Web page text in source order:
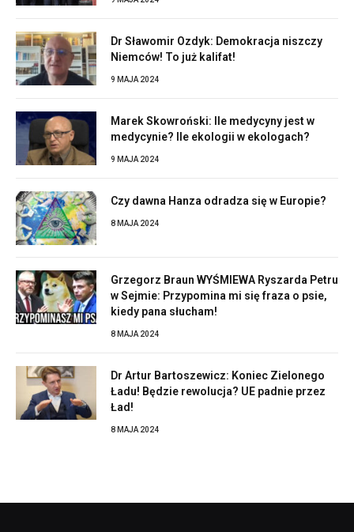
Dr Sławomir Ozdyk: Demokracja niszczy
Niemców! To już kalifat!
9 MAJA 2024
Marek Skowroński: Ile medycyny jest w
medycynie? Ile ekologii w ekologach?
9 MAJA 2024
Czy dawna Hanza odradza się w Europie?
8 MAJA 2024
Grzegorz Braun WYŚMIEWA Ryszarda Petru
w Sejmie: Przypomina mi się fraza o psie,
kiedy pana słucham!
8 MAJA 2024
Dr Artur Bartoszewicz: Koniec Zielonego
Ładu! Będzie rewolucja? UE padnie przez
Ład!
8 MAJA 2024